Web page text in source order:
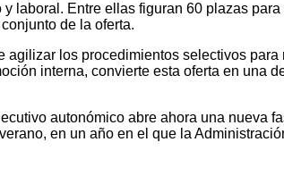
laboral. Entre ellas figuran 60 plazas
de la oferta.
los procedimientos selectivos
interna, convierte esta oferta en una
autonómico abre ahora una nueva
en un año en el que la